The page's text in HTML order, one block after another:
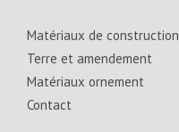
Matériaux de construction
Terre et amendement
Matériaux ornement
Contact